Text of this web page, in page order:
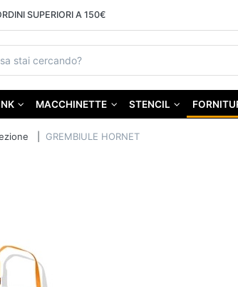
SUPERIORI A 150€
MACCHINETTE STENCIL
GREMBIULE HORNET